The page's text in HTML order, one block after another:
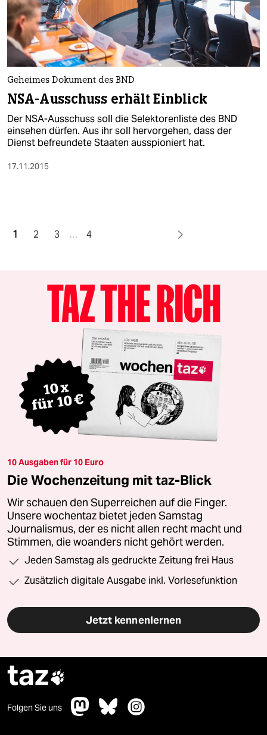
Geheimes Dokument des BND
NSA-Ausschuss erhält Einblick
Der NSA-Ausschuss soll die Selektorenliste des BND
einsehen dürfen. Aus ihr soll hervorgehen, dass der
Dienst befreundete Staaten ausspioniert hat.
17.11.2015
1 2 3 … 4
10 Ausgaben für 10 Euro
Die Wochenzeitung mit taz-Blick
Wir schauen den Superreichen auf die Finger.
Unsere wochentaz bietet jeden Samstag
Journalismus, der es nicht allen recht macht und
Stimmen, die woanders nicht gehört werden.
Jeden Samstag als gedruckte Zeitung frei Haus
Zusätzlich digitale Ausgabe inkl. Vorlesefunktion
Jetzt kennenlernen
taz
Folgen Sie uns